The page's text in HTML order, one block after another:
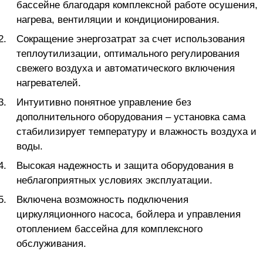
бассейне благодаря комплексной работе осушения,
нагрева, вентиляции и кондиционирования.
Сокращение энергозатрат за счет использования
теплоутилизации, оптимального регулирования
свежего воздуха и автоматического включения
нагревателей.
Интуитивно понятное управление без
дополнительного оборудования – установка сама
стабилизирует температуру и влажность воздуха и
воды.
Высокая надежность и защита оборудования в
неблагоприятных условиях эксплуатации.
Включена возможность подключения
циркуляционного насоса, бойлера и управления
отоплением бассейна для комплексного
обслуживания.